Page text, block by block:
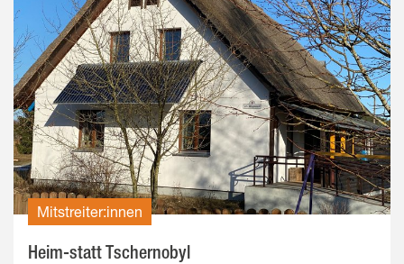
Mitstreiter:innen
Heim-statt Tschernobyl